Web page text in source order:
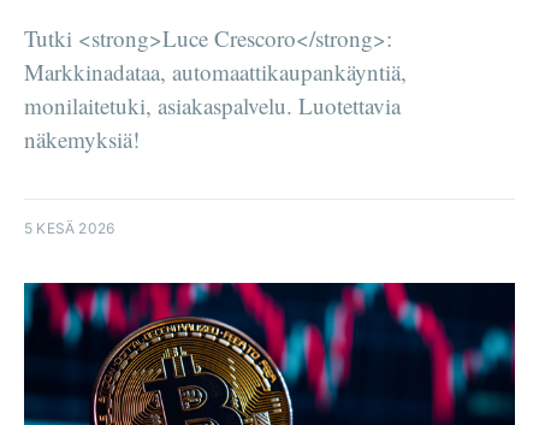
Tutki <strong>Luce Crescoro</strong>:
Markkinadataa, automaattikaupankäyntiä,
monilaitetuki, asiakaspalvelu. Luotettavia
näkemyksiä!
5 KESÄ 2026